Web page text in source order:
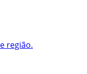
e região.